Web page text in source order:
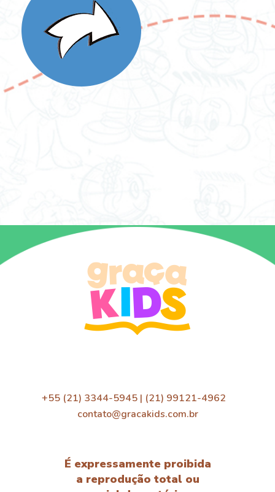
+55 (21) 3344-5945 | (21) 99121-4962
contato@gracakids.com.br
É expressamente proibida
a reprodução total ou